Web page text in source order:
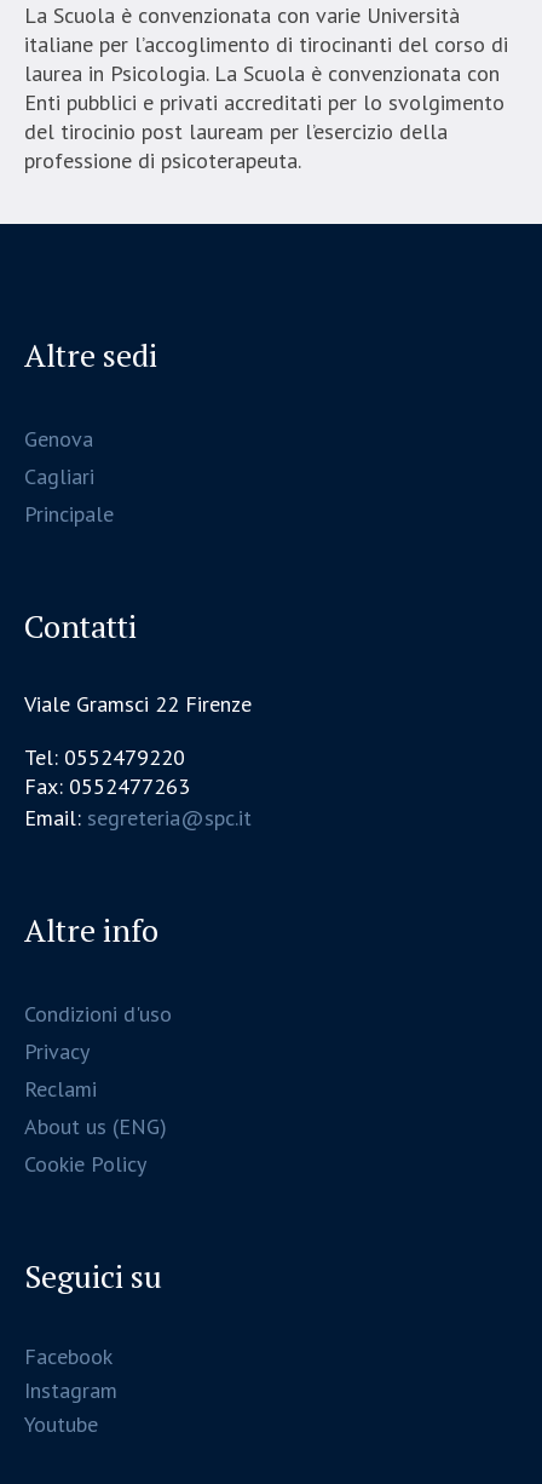
La Scuola è convenzionata con varie Università
italiane per l’accoglimento di tirocinanti del corso di
laurea in Psicologia. La Scuola è convenzionata con
Enti pubblici e privati accreditati per lo svolgimento
del tirocinio post lauream per l’esercizio della
professione di psicoterapeuta.
Altre sedi
Genova
Cagliari
Principale
Contatti
Viale Gramsci 22 Firenze
Tel: 0552479220
Fax: 0552477263
Email: segreteria@spc.it
Altre info
Condizioni d'uso
Privacy
Reclami
About us (ENG)
Cookie Policy
Seguici su
Facebook
Instagram
Youtube